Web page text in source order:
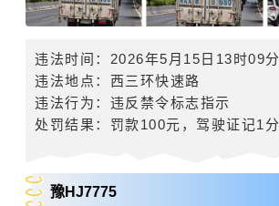
违法时间：2026年5月15日13时09分
违法地点：西三环快速路
违法行为：违反禁令标志指示
处罚结果：罚款100元，驾驶证记1 分
豫HJ7775